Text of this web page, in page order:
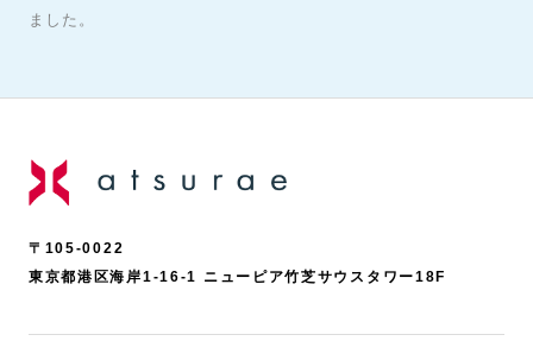
ました。
〒105-0022
東京都港区海岸1-16-1 ニューピア竹芝サウスタワー18F